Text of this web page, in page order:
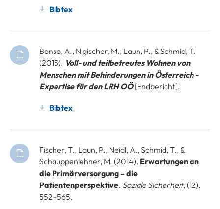
Bibtex
Bonso, A., Nigischer, M., Laun, P., & Schmid, T.
(2015). Voll- und teilbetreutes Wohnen von
Menschen mit Behinderungen in Österreich -
Expertise für den LRH OÖ[Endbericht].
Bibtex
Fischer, T., Laun, P., Neidl, A., Schmid, T., &
Schauppenlehner, M. (2014). Erwartungen an
die Primärversorgung – die
Patientenperspektive. Soziale Sicherheit, (12),
552–565.